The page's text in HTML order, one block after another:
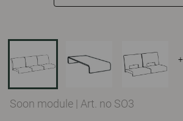
Soon module | Art. no SO3